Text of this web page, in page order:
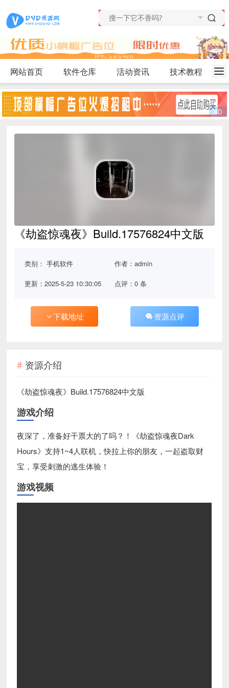
网站首页 软件仓库 活动资讯 技术教程
《劫盗惊魂夜》Build.17576824中文版
类别：手机软件 作者：admin
更新：2025-5-23 10:30:05 点评：0 条
下载地址 资源点评
资源介绍
《劫盗惊魂夜》Build.17576824中文版
游戏介绍
夜深了，准备好干票大的了吗？！《劫盗惊魂夜Dark
Hours》支持1~4人联机，快拉上你的朋友，一起盗取财
宝，享受刺激的逃生体验！
游戏视频